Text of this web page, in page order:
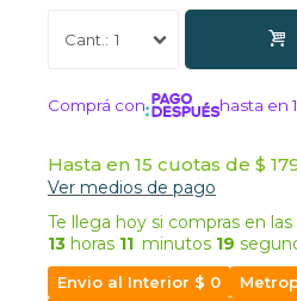
1
Comprá con hasta en
¡ME
Hasta en 15 cuotas de $
Ver medios de pago
Te llega hoy si compras en
13 horas 11 minutos 18
Envio al Interior $ 0